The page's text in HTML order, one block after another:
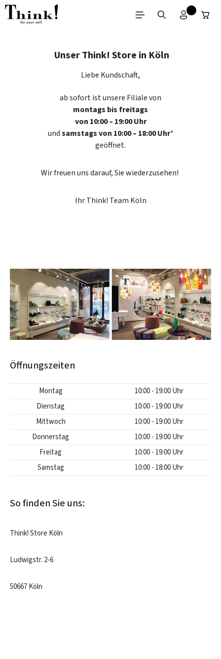
Zum Hauptinhalt springen
Unser Think! Store in Köln
Liebe Kundschaft,
ab sofort ist unsere Filiale von
montags bis freitags
von 10:00 – 19:00 Uhr
undsamstags von 10:00 – 18:00 Uhr*
geöffnet.
Wir freuen uns darauf, Sie wiederzusehen!
Ihr Think! Team Köln
Öffnungszeiten
Montag
10:00 - 19:00 Uhr
Dienstag
10:00 - 19:00 Uhr
Mittwoch
10:00 - 19:00 Uhr
Donnerstag
10:00 - 19:00 Uhr
Freitag
10:00 - 19:00 Uhr
Samstag
10:00 - 18:00 Uhr
So finden Sie uns:
Think! Store Köln
Ludwigstr. 2-6
50667 Köln